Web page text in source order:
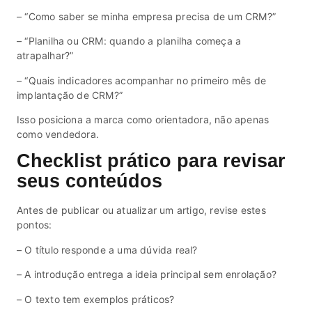
– “Como saber se minha empresa precisa de um CRM?”
– “Planilha ou CRM: quando a planilha começa a
atrapalhar?”
– “Quais indicadores acompanhar no primeiro mês de
implantação de CRM?”
Isso posiciona a marca como orientadora, não apenas
como vendedora.
Checklist prático para revisar
seus conteúdos
Antes de publicar ou atualizar um artigo, revise estes
pontos:
– O título responde a uma dúvida real?
– A introdução entrega a ideia principal sem enrolação?
– O texto tem exemplos práticos?